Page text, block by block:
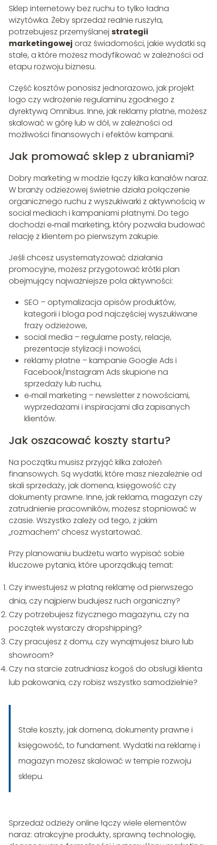
Sklep internetowy bez ruchu to tylko ładna
wizytówka. Żeby sprzedaż realnie ruszyła,
potrzebujesz przemyślanej strategii
marketingowej oraz świadomości, jakie wydatki są
stałe, a które możesz modyfikować w zależności od
etapu rozwoju biznesu.
Część kosztów ponosisz jednorazowo, jak projekt
logo czy wdrożenie regulaminu zgodnego z
dyrektywą Omnibus. Inne, jak reklamy płatne, możesz
skalować w górę lub w dół, w zależności od
możliwości finansowych i efektów kampanii.
Jak promować sklep z ubraniami?
Dobry marketing w modzie łączy kilka kanałów naraz.
W branży odzieżowej świetnie działa połączenie
organicznego ruchu z wyszukiwarki z aktywnością w
social mediach i kampaniami płatnymi. Do tego
dochodzi e‑mail marketing, który pozwala budować
relację z klientem po pierwszym zakupie.
Jeśli chcesz usystematyzować działania
promocyjne, możesz przygotować krótki plan
obejmujący najważniejsze pola aktywności:
SEO – optymalizacja opisów produktów,
kategorii i bloga pod najczęściej wyszukiwane
frazy odzieżowe,
social media – regularne posty, relacje,
prezentacje stylizacji i nowości,
reklamy płatne – kampanie Google Ads i
Facebook/Instagram Ads skupione na
sprzedaży lub ruchu,
e‑mail marketing – newsletter z nowościami,
wyprzedażami i inspiracjami dla zapisanych
klientów.
Jak oszacować koszty startu?
Na początku musisz przyjąć kilka założeń
finansowych. Są wydatki, które masz niezależnie od
skali sprzedaży, jak domena, księgowość czy
dokumenty prawne. Inne, jak reklama, magazyn czy
zatrudnienie pracowników, możesz stopniować w
czasie. Wszystko zależy od tego, z jakim
„rozmachem” chcesz wystartować.
Przy planowaniu budżetu warto wypisać sobie
kluczowe pytania, które uporządkują temat:
Czy inwestujesz w płatną reklamę od pierwszego
dnia, czy najpierw budujesz ruch organiczny?
Czy potrzebujesz fizycznego magazynu, czy na
początek wystarczy dropshipping?
Czy pracujesz z domu, czy wynajmujesz biuro lub
showroom?
Czy na starcie zatrudniasz kogoś do obsługi klienta
lub pakowania, czy robisz wszystko samodzielnie?
Stałe koszty, jak domena, dokumenty prawne i
księgowość, to fundament. Wydatki na reklamę i
magazyn możesz skalować w tempie rozwoju
sklepu.
Sprzedaż odzieży online łączy wiele elementów
naraz: atrakcyjne produkty, sprawną technologię,